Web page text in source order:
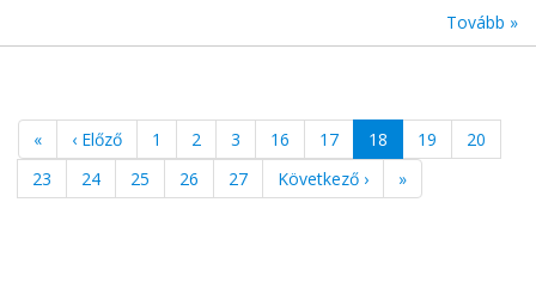
Tovább »
« ‹ Előző 1 2 3 16 17 18 19
20
23
24 25 26 27 Következő › »